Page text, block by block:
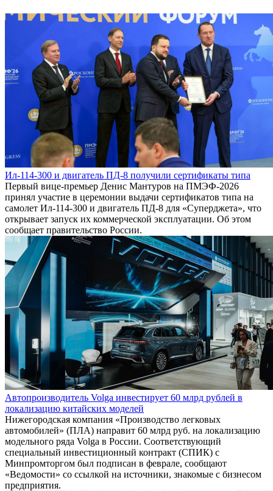
Ил-114-300 и двигатель ПД-8 получили сертификаты типа
Первый вице-премьер Денис Мантуров на ПМЭФ-2026
принял участие в церемонии выдачи сертификатов типа на
самолет Ил-114-300 и двигатель ПД-8 для «Суперджета», что
открывает запуск их коммерческой эксплуатации. Об этом
сообщает правительство России.
Автопроизводитель Volga инвестирует 60 млрд рублей в
локализацию китайских моделей
Нижегородская компания «Производство легковых
автомобилей» (ПЛА) направит 60 млрд руб. на локализацию
модельного ряда Volga в России. Соответствующий
специальный инвестиционный контракт (СПИК) с
Минпромторгом был подписан в феврале, сообщают
«Ведомости» со ссылкой на источники, знакомые с бизнесом
предприятия.